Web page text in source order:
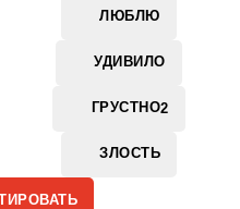
ЛЮБЛЮ
УДИВИЛО
ГРУСТНО2
ЗЛОСТЬ